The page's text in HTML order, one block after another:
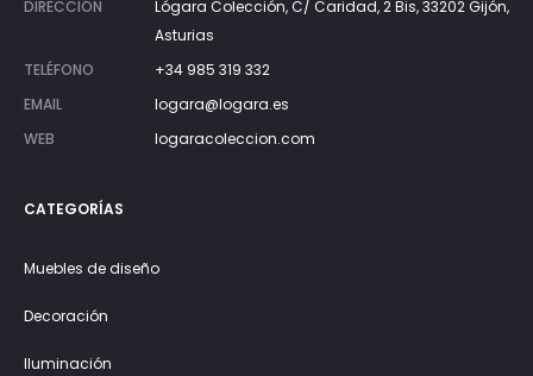
DIRECCIÓN
Lógara Colección, C/ Caridad, 2 Bis, 33202 Gijón,
Asturias
TELÉFONO
+34 985 319 332
EMAIL
logara@logara.es
WEB
logaracoleccion.com
CATEGORÍAS
Muebles de diseño
Decoración
Iluminación